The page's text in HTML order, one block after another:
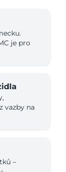
je pro
vazby na
–